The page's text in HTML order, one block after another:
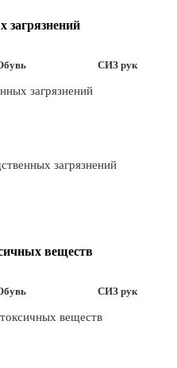
загрязнений
СИЗ рук
загрязнений
загрязнений
веществ
СИЗ рук
веществ